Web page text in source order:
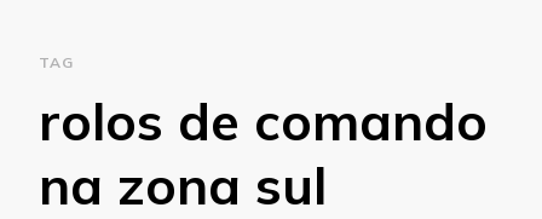
TAG
rolos de comando
na zona sul